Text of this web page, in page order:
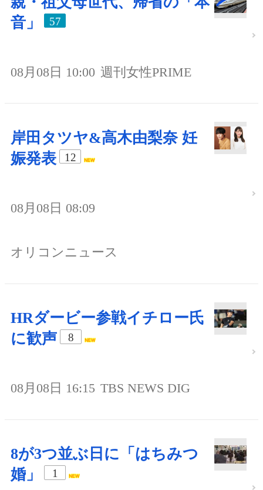
音」
57
08月08日 10:00 週刊女性PRIME
岸田タツヤ&高木由梨奈 妊
娠発表
12
08月08日 08:09
オリコンニュース
HRダービー参戦イチロー氏
に歓声
8
08月08日 16:15 TBS NEWS DIG
8が3つ並ぶ日に「はちみつ
婚」
1